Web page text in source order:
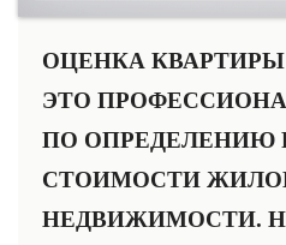
ОЦЕНКА
ЭТО
ПО ОПРЕДЕЛЕНИЮ
СТОИМОСТИ
НЕДВИЖИМОСТИ.